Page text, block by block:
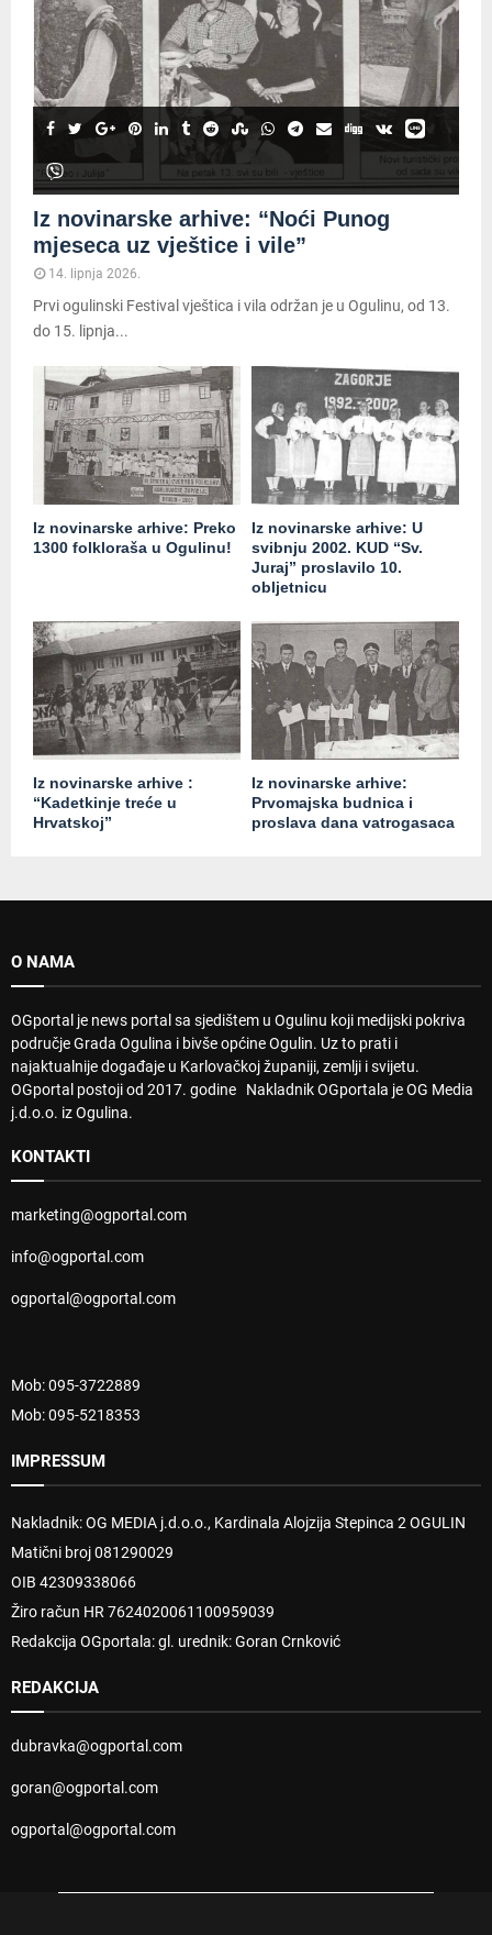
Iz novinarske arhive: “Noći Punog
mjeseca uz vještice i vile”
14. lipnja 2026.
Prvi ogulinski Festival vještica i vila održan je u Ogulinu, od 13.
do 15. lipnja...
Iz novinarske arhive: Preko
1300 folkloraša u Ogulinu!
Iz novinarske arhive: U
svibnju 2002. KUD “Sv.
Juraj” proslavilo 10.
obljetnicu
Iz novinarske arhive :
“Kadetkinje treće u
Hrvatskoj”
Iz novinarske arhive:
Prvomajska budnica i
proslava dana vatrogasaca
O NAMA
OGportal je news portal sa sjedištem u Ogulinu koji medijski pokriva
područje Grada Ogulina i bivše općine Ogulin. Uz to prati i
najaktualnije događaje u Karlovačkoj županiji, zemlji i svijetu.
OGportal postoji od 2017. godine Nakladnik OGportala je OG Media
j.d.o.o. iz Ogulina.
KONTAKTI
marketing@ogportal.com
info@ogportal.com
ogportal@ogportal.com
Mob: 095-3722889
Mob: 095-5218353
IMPRESSUM
Nakladnik: OG MEDIA j.d.o.o., Kardinala Alojzija Stepinca 2 OGULIN
Matični broj 081290029
OIB 42309338066
Žiro račun HR 7624020061100959039
Redakcija OGportala: gl. urednik: Goran Crnković
REDAKCIJA
dubravka@ogportal.com
goran@ogportal.com
ogportal@ogportal.com